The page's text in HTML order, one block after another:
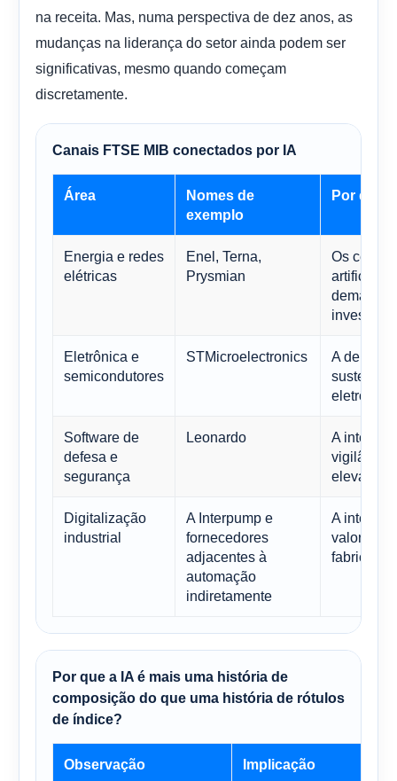
na receita. Mas, numa perspectiva de dez anos, as
mudanças na liderança do setor ainda podem ser
significativas, mesmo quando começam
discretamente.
Canais FTSE MIB conectados por IA
Área
Nomes de
exemplo
Por que
Energia e redes
elétricas
Enel, Terna,
Prysmian
Os
artificial e
demanda
Eletrônica e
semicondutores
STMicroelectronics
A
sustentar
Software de
defesa e
segurança
Leonardo
A
elevar o
Digitalização
industrial
A Interpump e
fornecedores
adjacentes à
automação
indiretamente
A
valor dos
Por que a IA é mais uma história de
composição do que uma história de rótulos
de índice?
Observação Implicação